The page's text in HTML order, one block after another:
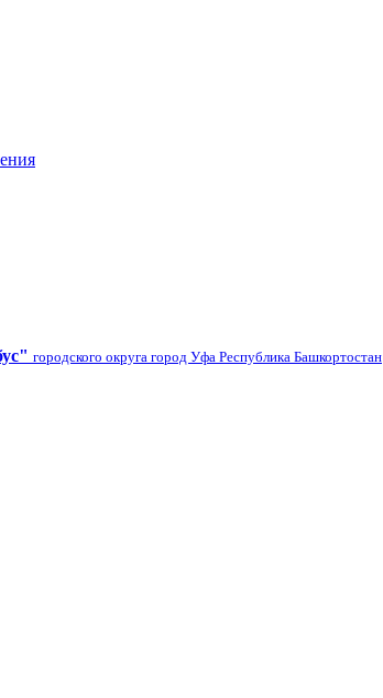
городского округа город Уфа Республика Башкортостан